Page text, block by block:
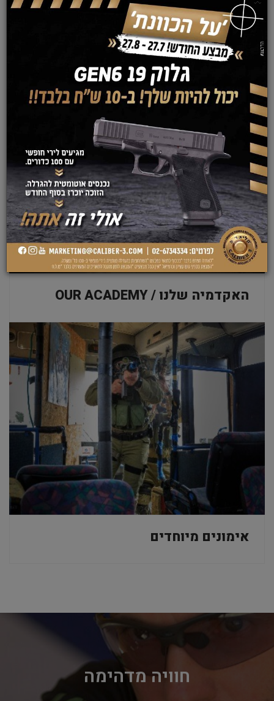
אבטחת אישים/ VIP Protection
האקדמיה שלנו / OUR ACADEMY
אימונים מיוחדים
חוויה מדהימה